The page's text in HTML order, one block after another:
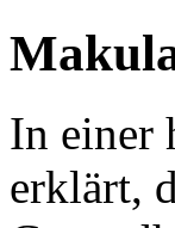
In einer
erklärt,